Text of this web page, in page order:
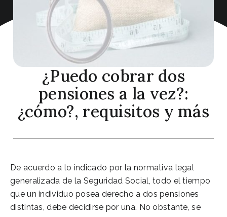
¿Puedo cobrar dos
pensiones a la vez?:
¿cómo?, requisitos y más
De acuerdo a lo indicado por la normativa legal
generalizada de la Seguridad Social, todo el tiempo
que un individuo posea derecho a dos pensiones
distintas, debe decidirse por una. No obstante, se